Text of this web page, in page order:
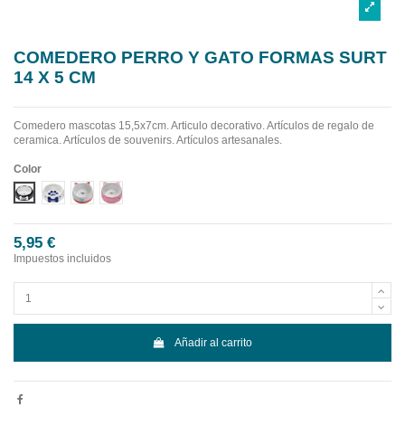
COMEDERO PERRO Y GATO FORMAS SURT
14 X 5 CM
Comedero mascotas 15,5x7cm. Articulo decorativo. Artículos de regalo de
ceramica. Artículos de souvenirs. Artículos artesanales.
Color
Diseño 1Diseño 2Diseño 3Diseño 4
5,95 €
Impuestos incluidos
Añadir al carrito